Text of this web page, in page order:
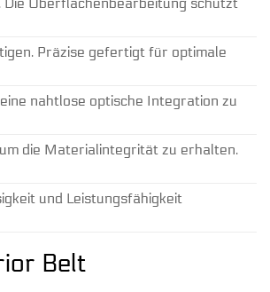
Präzise gefertigt für optimale
nahtlose optische Integration zu
die Materialintegrität zu erhalten.
und Leistungsfähigkeit
Belt